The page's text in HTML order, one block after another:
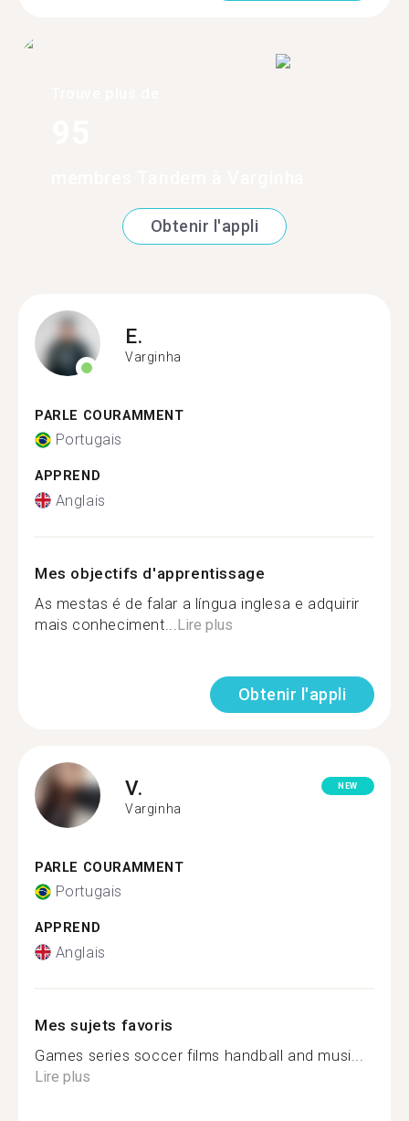
Obtenir l'appli
E.
Varginha
PARLE COURAMMENT
Portugais
APPREND
Anglais
Mes objectifs d'apprentissage
As mestas é de falar a língua inglesa e adquirir
mais conheciment... Lire plus
Obtenir l'appli
V.
Varginha
NEW
PARLE COURAMMENT
Portugais
APPREND
Anglais
Mes sujets favoris
Games series soccer films handball and musi...
Lire plus